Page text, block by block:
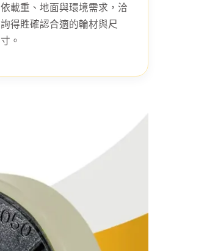
依載重、地面與環境需求，洽
詢得貹確認合適的輪材與尺
寸。